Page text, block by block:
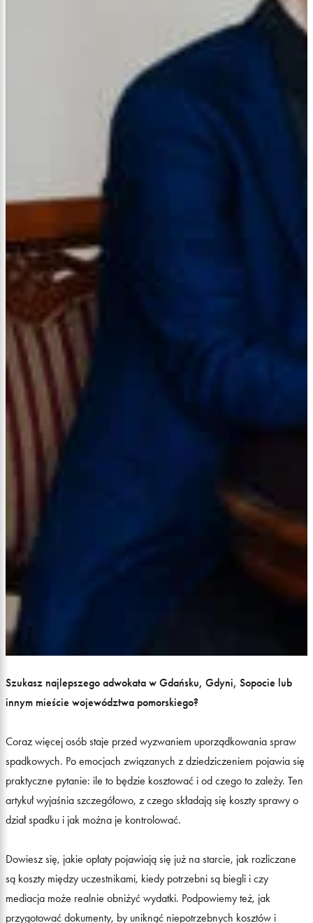
Szukasz najlepszego adwokata w Gdańsku, Gdyni, Sopocie lub
innym mieście województwa pomorskiego?
Coraz więcej osób staje przed wyzwaniem uporządkowania spraw
spadkowych. Po emocjach związanych z dziedziczeniem pojawia się
praktyczne pytanie: ile to będzie kosztować i od czego to zależy. Ten
artykuł wyjaśnia szczegółowo, z czego składają się koszty sprawy o
dział spadku i jak można je kontrolować.
Dowiesz się, jakie opłaty pojawiają się już na starcie, jak rozliczane
są koszty między uczestnikami, kiedy potrzebni są biegli i czy
mediacja może realnie obniżyć wydatki. Podpowiemy też, jak
przygotować dokumenty, by uniknąć niepotrzebnych kosztów i